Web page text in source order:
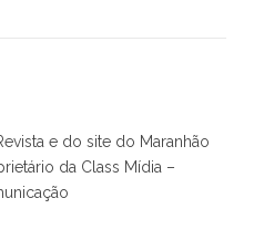
e do site do Maranhão
da Class Mídia –